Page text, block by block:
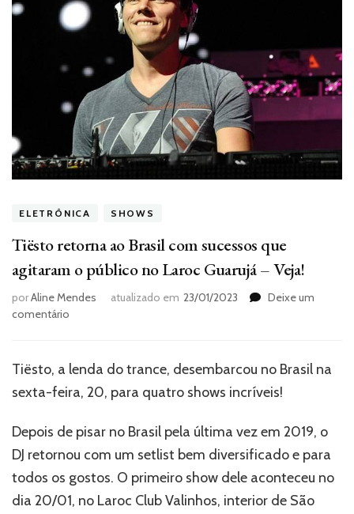
ELETRÔNICA SHOWS
Tiësto retorna ao Brasil com sucessos que
agitaram o público no Laroc Guarujá – Veja!
porAline Mendes atualizado em 23/01/2023
Deixe um
comentário
ao
com
que
o
público
no
Tiësto, a lenda do trance, desembarcou no Brasil na
sexta-feira, 20, para quatro shows incríveis!
Depois de pisar no Brasil pela última vez em 2019, o
DJ retornou com um setlist bem diversificado e para
todos os gostos. O primeiro show dele aconteceu no
dia 20/01, no Laroc Club Valinhos, interior de São